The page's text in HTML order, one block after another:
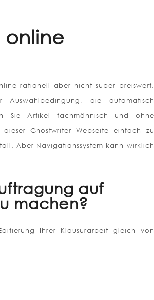
online
rationell aber nicht super preiswert.
Auswahlbedingung, die automatisch
Sie Artikel fachmännisch und ohne
Ghostwriter Webseite einfach zu
Aber Navigationssystem kann wirklich
auf
machen?
Ihrer Klausurarbeit gleich von